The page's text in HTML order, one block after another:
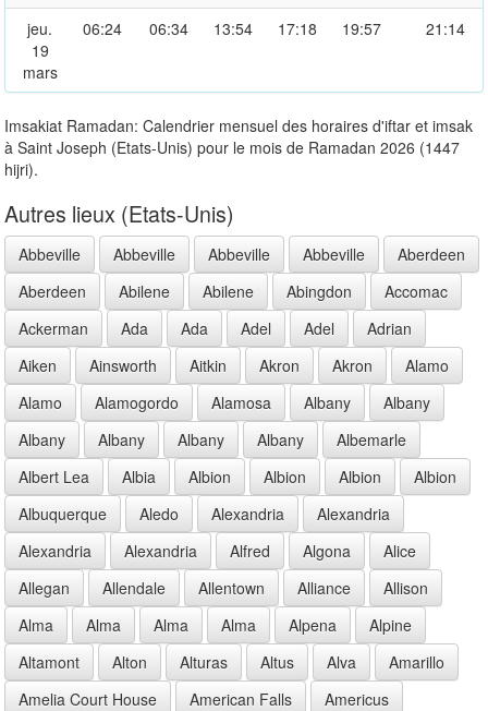
jeu.
19
mars
06:24 06:34 13:54 17:18 19:57 21:14
Imsakiat Ramadan: Calendrier mensuel des horaires d'iftar et imsak
à Saint Joseph (Etats-Unis) pour le mois de Ramadan 2026 (1447
hijri).
Autres lieux (Etats-Unis)
Abbeville Abbeville Abbeville Abbeville
Aberdeen
Aberdeen
Abilene Abilene Abingdon
Accomac
Ackerman
Ada Ada Adel Adel
Adrian
Aiken
Ainsworth Aitkin Akron Akron
Alamo
Alamo
Alamogordo Alamosa Albany
Albany
Albany
Albany Albany Albany
Albemarle
Albert Lea
Albia Albion Albion Albion
Albion
Albuquerque
Aledo Alexandria
Alexandria
Alexandria
Alexandria Alfred Algona
Alice
Allegan
Allendale Allentown Alliance
Allison
Alma
Alma Alma Alma Alpena
Alpine
Altamont
Alton Alturas Altus Alva
Amarillo
Amelia Court House
American Falls
Americus